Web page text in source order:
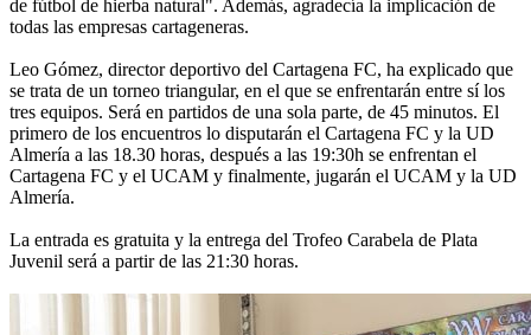
de fútbol de hierba natural". Además, agradecía la implicación de
todas las empresas cartageneras.
Leo Gómez, director deportivo del Cartagena FC, ha explicado que
se trata de un torneo triangular, en el que se enfrentarán entre sí los
tres equipos. Será en partidos de una sola parte, de 45 minutos. El
primero de los encuentros lo disputarán el Cartagena FC y la UD
Almería a las 18.30 horas, después a las 19:30h se enfrentan el
Cartagena FC y el UCAM y finalmente, jugarán el UCAM y la UD
Almería.
La entrada es gratuita y la entrega del Trofeo Carabela de Plata
Juvenil será a partir de las 21:30 horas.